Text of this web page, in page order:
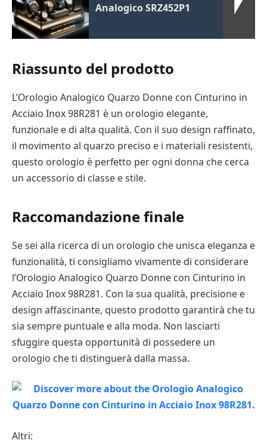
Analogico SRZ452P1
Riassunto del prodotto
L’Orologio Analogico Quarzo Donne con Cinturino in
Acciaio Inox 98R281 è un orologio elegante,
funzionale e di alta qualità. Con il suo design raffinato,
il movimento al quarzo preciso e i materiali resistenti,
questo orologio è perfetto per ogni donna che cerca
un accessorio di classe e stile.
Raccomandazione finale
Se sei alla ricerca di un orologio che unisca eleganza e
funzionalità, ti consigliamo vivamente di considerare
l’Orologio Analogico Quarzo Donne con Cinturino in
Acciaio Inox 98R281. Con la sua qualità, precisione e
design affascinante, questo prodotto garantirà che tu
sia sempre puntuale e alla moda. Non lasciarti
sfuggire questa opportunità di possedere un
orologio che ti distinguerà dalla massa.
Altri: